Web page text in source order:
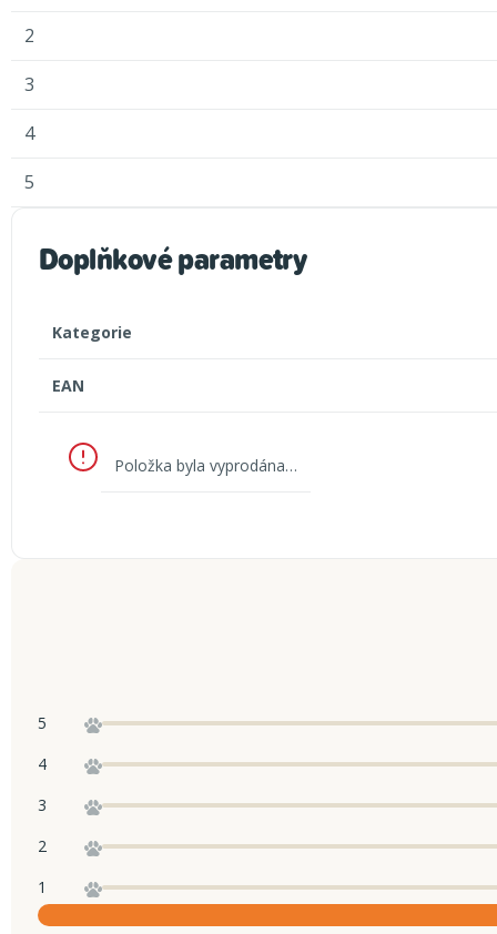
2
3
4
5
Doplňkové parametry
Kategorie
EAN
Položka byla vyprodána…
5
4
3
2
1